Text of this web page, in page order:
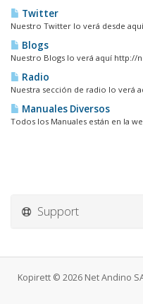
Twitter
Nuestro Twitter lo verá desde
Blogs
Nuestro Blogs lo verá aquí
Radio
Nuestra sección de radio lo verá
Manuales Diversos
Todos los Manuales están en la
Support
Kopirett © 2026 Net Andino